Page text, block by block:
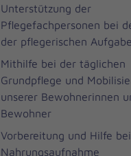
Unterstützung der
Pflegefachpersonen bei
der pflegerischen
Mithilfe bei der täglichen
Grundpflege und
unserer Bewohnerinnen
Bewohner
Vorbereitung und Hilfe
Nahrungsaufnahme